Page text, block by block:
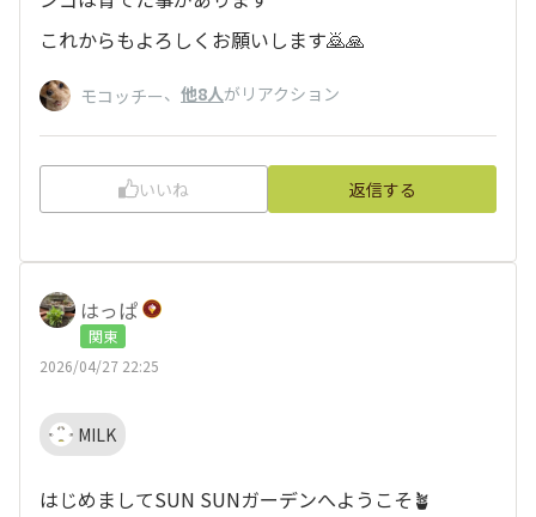
これからもよろしくお願いします🙇🙏
モコッチー、 他8人がリアクション
いいね 返信する
はっぱ
関東
2026/04/27 22:25
MILK
はじめましてSUN SUNガーデンへようこそ🪴